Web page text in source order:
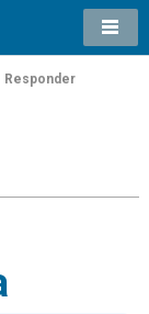
Responder